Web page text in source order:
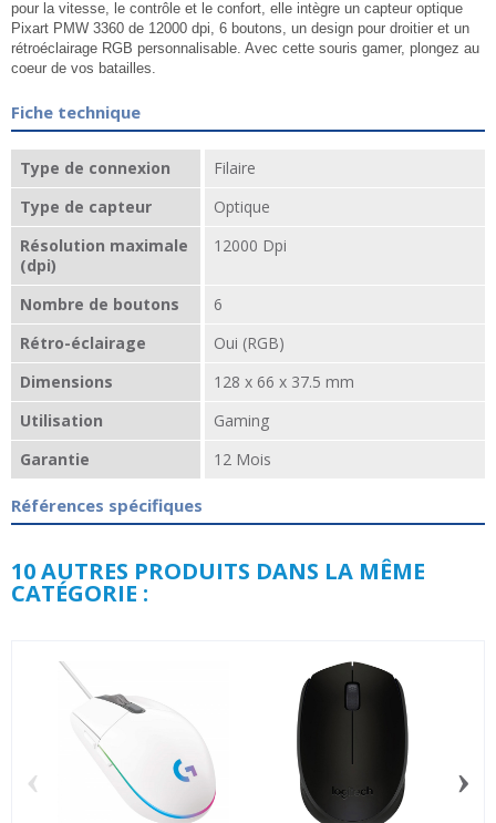
pour la vitesse, le contrôle et le confort, elle intègre un capteur optique
Pixart PMW 3360 de 12000 dpi, 6 boutons, un design pour droitier et un
rétroéclairage RGB personnalisable. Avec cette souris gamer, plongez au
coeur de vos batailles.
Fiche technique
Type de connexion
Filaire
Type de capteur
Optique
Résolution maximale
(dpi)
12000 Dpi
Nombre de boutons
6
Rétro-éclairage
Oui (RGB)
Dimensions
128 x 66 x 37.5 mm
Utilisation
Gaming
Garantie
12 Mois
Références spécifiques
10 AUTRES PRODUITS DANS LA MÊME
CATÉGORIE :
‹ ›